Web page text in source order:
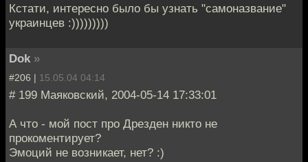
Кстати, интересно было бы узнать "самоназвание"
украинцев :)))))))))
Dok »
#206 | 15.05.04 04:14
# 199 Маяковский, 2004-05-14 17:33:01
А что - мой пост про Дрезден никто не
прокоментирует?
Эмоций не возникает, нет? :)